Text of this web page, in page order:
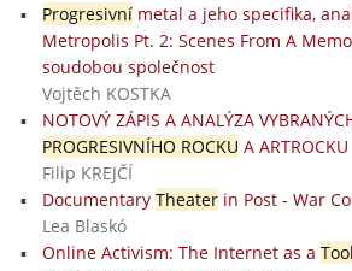
Progresivnímetal a jeho specifika,
Metropolis Pt. 2: Scenes From A
soudobou společnost
Vojtěch KOSTKA
NOTOVÝ ZÁPIS A ANALÝZA
PROGRESIVNÍHO ROCKU A ARTROCKU
Filip KREJČÍ
Documentary Theaterin Post - War
Lea Blaskó
Online Activism: The Internet as a Tool